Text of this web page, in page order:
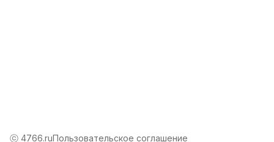
ⓒ 4766.ruПользовательское соглашение